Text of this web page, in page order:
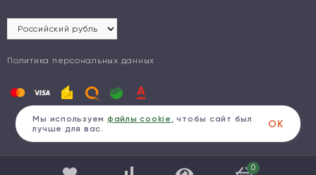
Политика персональных данных
0
Мы используем файлы cookie , чтобы сайт был
лучше для вас.
ОК